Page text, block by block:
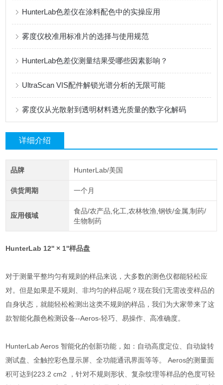
HunterLab色差仪在涂料配色中的实操应用
雾度仪校准用标准片的选择与使用规范
HunterLab色差仪测量结果受哪些因素影响？
UltraScan VIS配件解锁光谱分析的无限可能
雾度仪从光散射到透明材料透光质量的数字化解码
详细介绍
品牌 HunterLab/美国
供货周期 一个月
应用领域
食品/农产品,化工,农林牧渔,钢铁/金属,制药/
生物制药
HunterLab 12'' × 1''样品盘
对于测量平整均匀有规则的样品来说，大多数的测色仪都能轻松应
对。但是如果是不规则、非均匀的样品呢？现在我们无需改变样品的
自身状态，就能轻松检测出这类不规则的样品，我们为大家带来了这
款智能化颜色检测设备--Aeros-轻巧、易操作、高准确度。
HunterLab Aeros 智能化的创新功能，如：自动高度定位、自动旋转
测试盘、全触控彩色显示屏、全功能通讯界面等等。 Aeros的测量面
积可达到223.2 cm2 ，针对不规则形状、复杂纹理等样品的色度可轻